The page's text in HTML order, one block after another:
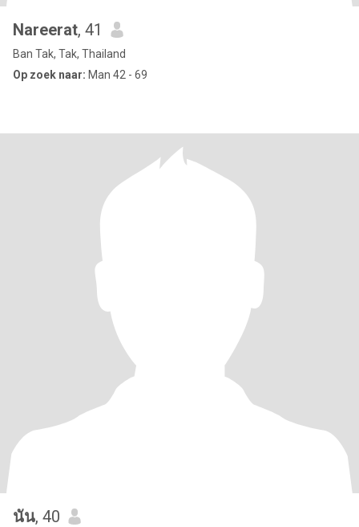
Nareerat, 41
Ban Tak, Tak, Thailand
Op zoek naar: Man 42 - 69
นัน, 40